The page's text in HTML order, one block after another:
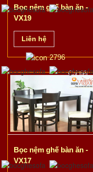
Bọc nệm ghế bàn ăn -
VX19
Liên hệ
2796
Chi tiết
Bọc nệm ghế bàn ăn -
VX17